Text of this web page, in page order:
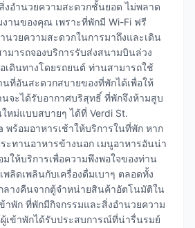
งอำนวยความสะดวกชั้นยอด ไม่พลาด
านของคุณ เพราะที่พักมี Wi-Fi ฟรี
นวยความสะดวกในการมาถึงและเดิน
ารถจองบริการรับส่งสนามบินล่วง
เดินทางโดยรถยนต์ ท่านสามารถใช้
ที่อันสะดวกสบายของที่พักได้เพื่อให้
จะได้รับอากาศบริสุทธิ์ ที่พักจึงห้ามสูบ
หม่แบบสบายๆ ได้ที่ Verdi St.
พร้อมอาหารเช้าให้บริการในที่พัก หาก
ะทานอาหารข้างนอก เมนูอาหารอันน่า
ให้บริการเพื่อความพึงพอใจของท่าน
พลิดเพลินกับเครื่องดื่มเบาๆ ตลอดทั้ง
ลางคืนจากตู้จำหน่ายสินค้าอัตโนมัติใน
าพัก ที่พักมีกิจกรรมและสิ่งอำนวยความ
เข้าพักได้รับประสบการณ์ที่น่ารื่นรมย์